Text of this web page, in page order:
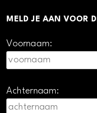
MELD JE AAN VOOR
Voornaam:
Achternaam: